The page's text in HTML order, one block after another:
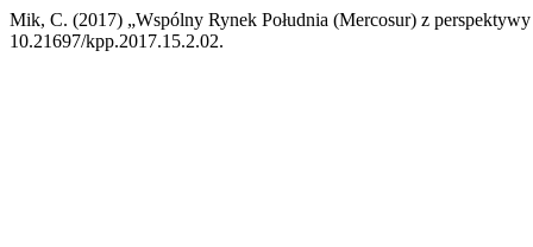
Mik, C. (2017) „Wspólny Rynek Południa (Mercosur) z
10.21697/kpp.2017.15.2.02.